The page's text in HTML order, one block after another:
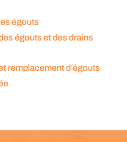
égouts
égouts et des drains
remplacement d’égouts